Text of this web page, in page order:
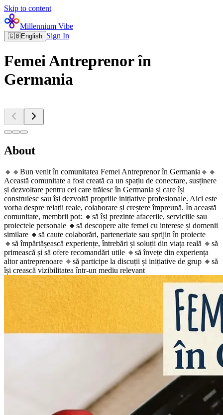
Skip to content
Millennium Vibe
🇬🇧English Sign In
Femei Antreprenor în
Germania
About
🔸️🔸️Bun venit în comunitatea Femei Antreprenor în Germania🔸️🔸️
Această comunitate a fost creată ca un spațiu de conectare, susținere
și dezvoltare pentru cei care trăiesc în Germania și care își
construiesc sau își dezvoltă propriile inițiative profesionale. Aici este
vorba despre relații reale, colaborare și creștere împreună. În această
comunitate, membrii pot: 🔸️să își prezinte afacerile, serviciile sau
proiectele personale 🔸️să descopere alte femei cu interese și domenii
similare 🔸️să caute colaborări, parteneriate sau sprijin în proiecte
🔸️să împărtășească experiențe, întrebări și soluții din viața reală 🔸️să
primească și să ofere recomandări utile 🔸️să învețe din experiența
altor antreprenoare 🔸️să participe la discuții și inițiative de grup 🔸️să
își crească vizibilitatea într-un mediu relevant